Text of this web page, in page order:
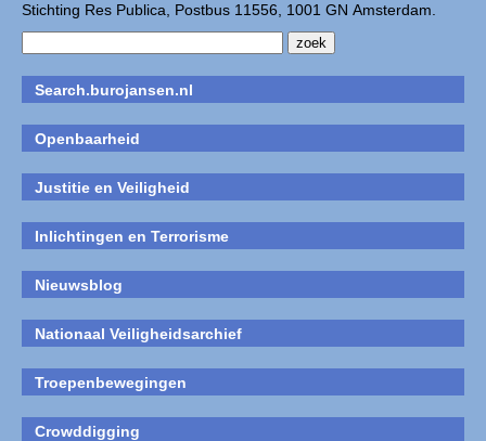
Stichting Res Publica, Postbus 11556, 1001 GN Amsterdam.
Search.burojansen.nl
Openbaarheid
Justitie en Veiligheid
Inlichtingen en Terrorisme
Nieuwsblog
Nationaal Veiligheidsarchief
Troepenbewegingen
Crowddigging